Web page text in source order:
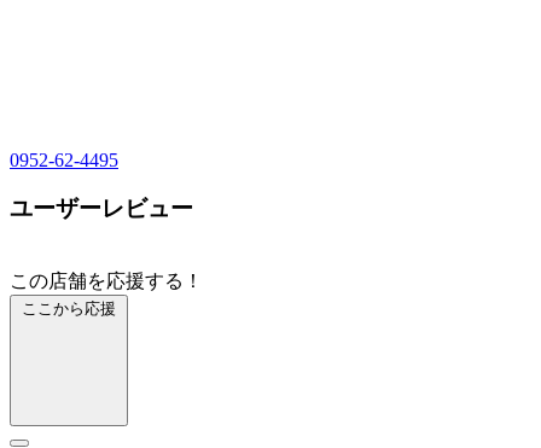
0952-62-4495
ユーザーレビュー
この店舗を応援する！
ここから応援